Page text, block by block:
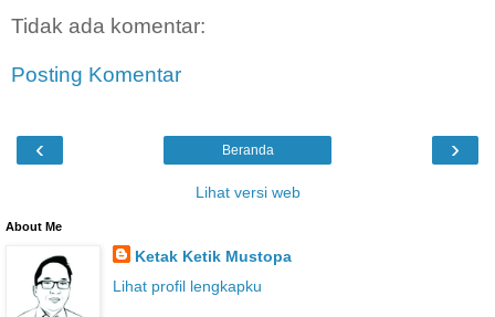
Tidak ada komentar:
Posting Komentar
‹ ›
Beranda
Lihat versi web
About Me
Ketak Ketik Mustopa
Lihat profil lengkapku